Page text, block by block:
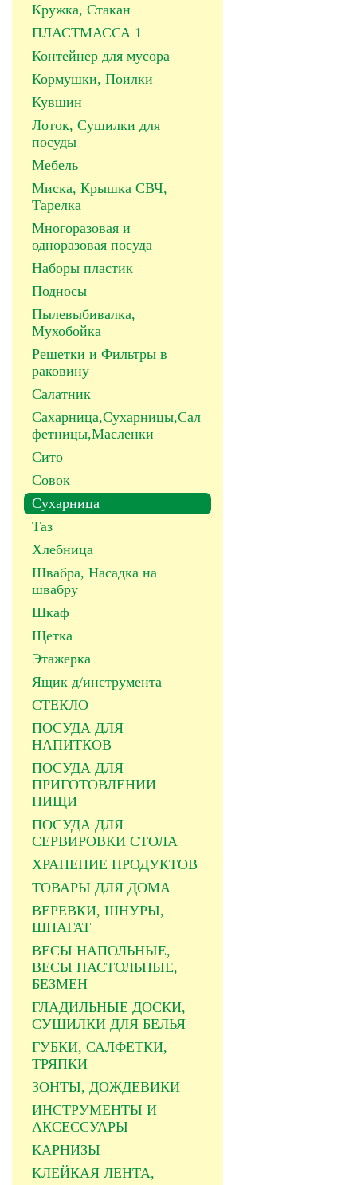
Кружка, Стакан
ПЛАСТМАССА 1
Контейнер для мусора
Кормушки, Поилки
Кувшин
Лоток, Сушилки для
посуды
Мебель
Миска, Крышка СВЧ,
Тарелка
Многоразовая и
одноразовая посуда
Наборы пластик
Подносы
Пылевыбивалка,
Мухобойка
Решетки и Фильтры в
раковину
Салатник
Сахарница,Сухарницы,Сал
фетницы,Масленки
Сито
Совок
Сухарница
Таз
Хлебница
Швабра, Насадка на
швабру
Шкаф
Щетка
Этажерка
Ящик д/инструмента
СТЕКЛО
ПОСУДА ДЛЯ
НАПИТКОВ
ПОСУДА ДЛЯ
ПРИГОТОВЛЕНИИ
ПИЩИ
ПОСУДА ДЛЯ
СЕРВИРОВКИ СТОЛА
ХРАНЕНИЕ ПРОДУКТОВ
ТОВАРЫ ДЛЯ ДОМА
ВЕРЕВКИ, ШНУРЫ,
ШПАГАТ
ВЕСЫ НАПОЛЬНЫЕ,
ВЕСЫ НАСТОЛЬНЫЕ,
БЕЗМЕН
ГЛАДИЛЬНЫЕ ДОСКИ,
СУШИЛКИ ДЛЯ БЕЛЬЯ
ГУБКИ, САЛФЕТКИ,
ТРЯПКИ
ЗОНТЫ, ДОЖДЕВИКИ
ИНСТРУМЕНТЫ И
АКСЕССУАРЫ
КАРНИЗЫ
КЛЕЙКАЯ ЛЕНТА,